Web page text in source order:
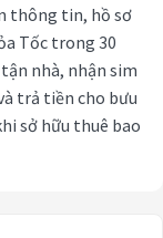
thông tin, hồ sơ
Tốc trong 30
nhà, nhận sim
trả tiền cho bưu
sở hữu thuê bao